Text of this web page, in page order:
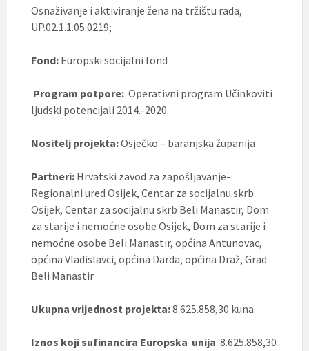
Osnaživanje i aktiviranje žena na tržištu rada,
UP.02.1.1.05.0219;
Fond: Europski socijalni fond
Program potpore: Operativni program Učinkoviti
ljudski potencijali 2014.-2020.
Nositelj projekta:Osječko – baranjska županija
Partneri: Hrvatski zavod za zapošljavanje-
Regionalni ured Osijek, Centar za socijalnu skrb
Osijek, Centar za socijalnu skrb Beli Manastir, Dom
za starije i nemoćne osobe Osijek, Dom za starije i
nemoćne osobe Beli Manastir, općina Antunovac,
općina Vladislavci, općina Darda, općina Draž, Grad
Beli Manastir
Ukupna vrijednost projekta:8.625.858,30 kuna
Iznos koji sufinancira Europska unija: 8.625.858,30